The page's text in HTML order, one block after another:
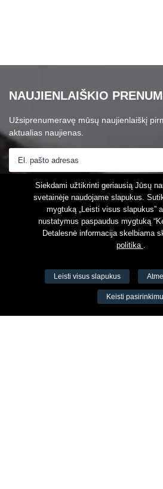
NAUJIENLAIŠKIO
Užsiprenumeravę mūsų naujienlaiškį
aktualias naujienas.
Susipažinau suPrivatumo politika
VŠĮ Fitneso mokymo centras
Siekdami užtikrinti geriausią Jūsų
svetainėje naudojame slapukus.
mygtuką „Leisti visus slapukus”
nustatymus paspaudus mygtuką
Detalesnė informacija skelbiama
politika .
Leisti visus slapukus
Keisti